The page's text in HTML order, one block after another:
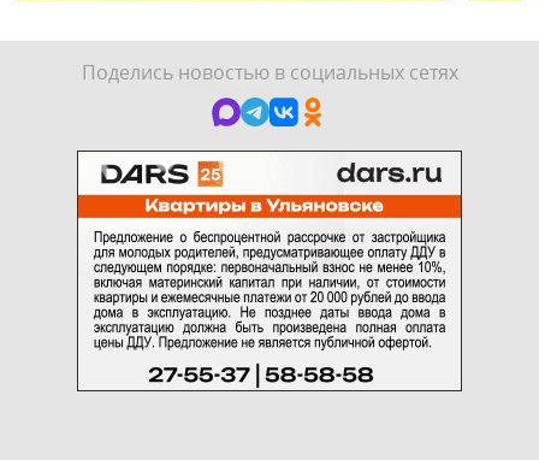
Поделись новостью в социальных сетях